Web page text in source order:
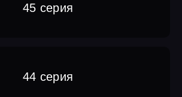
45 серия
44 серия